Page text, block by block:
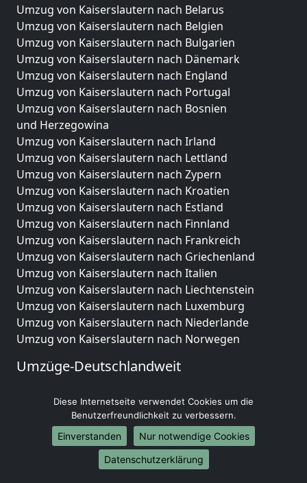
Umzug von Kaiserslautern nach Belarus
Umzug von Kaiserslautern nach Belgien
Umzug von Kaiserslautern nach Bulgarien
Umzug von Kaiserslautern nach Dänemark
Umzug von Kaiserslautern nach England
Umzug von Kaiserslautern nach Portugal
Umzug von Kaiserslautern nach Bosnien
und Herzegowina
Umzug von Kaiserslautern nach Irland
Umzug von Kaiserslautern nach Lettland
Umzug von Kaiserslautern nach Zypern
Umzug von Kaiserslautern nach Kroatien
Umzug von Kaiserslautern nach Estland
Umzug von Kaiserslautern nach Finnland
Umzug von Kaiserslautern nach Frankreich
Umzug von Kaiserslautern nach Griechenland
Umzug von Kaiserslautern nach Italien
Umzug von Kaiserslautern nach Liechtenstein
Umzug von Kaiserslautern nach Luxemburg
Umzug von Kaiserslautern nach Niederlande
Umzug von Kaiserslautern nach Norwegen
Umzüge-Deutschlandweit
Umzug von Kaiserslautern nach Hamburg
Umzug von Kaiserslautern nach München
Umzug von Kaiserslautern nach Köln
Umzug von Kaiserslautern nach Frankfurt am Main
Umzug von Kaiserslautern nach Stuttgart
Diese Internetseite verwendet Cookies um die
Benutzerfreundlichkeit zu verbessern.
Einverstanden
Nur notwendige Cookies
Datenschutzerklärung